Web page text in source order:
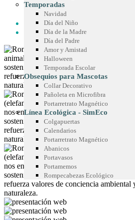
Temporadas
Navidad
Día del Niño
Día de la Madre
Día del Padre
Amor y Amistad
Halloween
Temporada Escolar
Obsequios para Mascotas
Collar Decorativo
Pañoleta en Microfibra
Portarretrato Magnético
Línea Ecológica - SimEco
Colgapuertas
Calendarios
Portarretrato Magnético
Abanicos
Portavasos
Portamemos
Rompecabezas Ecológico
HOME
LÍNEA ECOLÓGICA - SIMECO
ROMPECABEZAS ECOLÓGICO